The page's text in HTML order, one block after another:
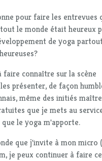
pour faire les
le monde était heureux
de yoga
faire connaître sur la scène
présenter, de façon
même des initiés
que je mets au
le yoga m'apporte.
que j'invite à mon micro
je peux continuer à faire